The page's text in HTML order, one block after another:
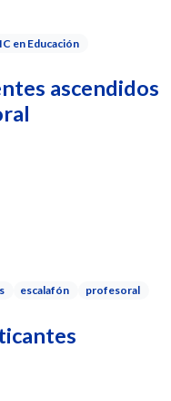
en Educación
ascendidos
ascendidos en
escalafón
profesoral